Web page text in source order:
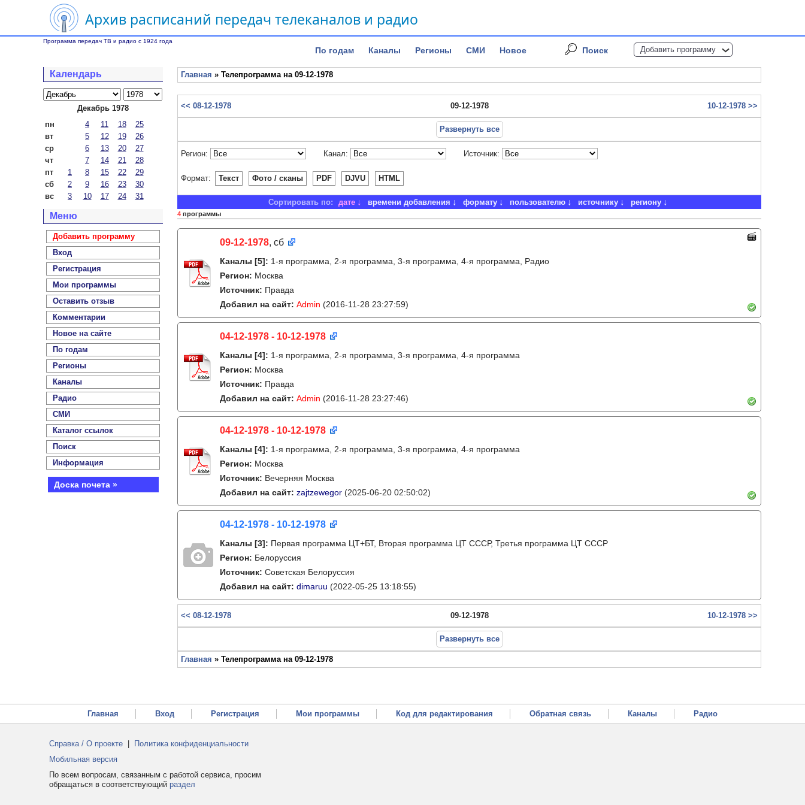
Архив расписаний передач телеканалов и радио
Программа передач ТВ и радио с 1924 года
По годам Каналы Регионы СМИ Новое Поиск Добавить программу
Календарь
Декабрь 1978
пн
4 11 18
25
вт
5 12 19
26
ср
6 13 20
27
чт
7 14 21
28
пт
1 8 15 22
29
сб
2 9 16 23
30
вс
3 10 17 24 31
Меню
Добавить программу
Вход
Регистрация
Мои программы
Оставить отзыв
Комментарии
Новое на сайте
По годам
Регионы
Каналы
Радио
СМИ
Каталог ссылок
Поиск
Информация
Доска почета »
Главная » Телепрограмма на 09-12-1978
<< 08-12-1978 09-12-1978 10-12-1978 >>
Развернуть все
Регион: Канал: Источник:
Формат: Текст Фото / сканы PDF DJVU HTML
Сортировать по: дате времени добавления формату пользователю источнику региону
4 программы
09-12-1978, сб
Каналы [5]: 1-я программа, 2-я программа, 3-я программа, 4-я программа, Радио
Регион: Москва
Источник: Правда
Добавил на сайт: Admin (2016-11-28 23:27:59)
04-12-1978 - 10-12-1978
Каналы [4]: 1-я программа, 2-я программа, 3-я программа, 4-я программа
Регион: Москва
Источник: Правда
Добавил на сайт: Admin (2016-11-28 23:27:46)
04-12-1978 - 10-12-1978
Каналы [4]: 1-я программа, 2-я программа, 3-я программа, 4-я программа
Регион: Москва
Источник: Вечерняя Москва
Добавил на сайт: zajtzewegor (2025-06-20 02:50:02)
04-12-1978 - 10-12-1978
Каналы [3]: Первая программа ЦТ+БТ, Вторая программа ЦТ ССCР, Третья программа ЦТ ССCР
Регион: Белоруссия
Источник: Советская Белоруссия
Добавил на сайт: dimaruu (2022-05-25 13:18:55)
<< 08-12-1978 09-12-1978 10-12-1978 >>
Развернуть все
Главная » Телепрограмма на 09-12-1978
Главная Вход Регистрация Мои программы Код для редактирования Обратная связь Каналы Радио
Справка / О проекте
Политика конфиденциальности
Мобильная версия
По всем вопросам, связанным с работой сервиса, просим
обращаться в соответствующий раздел